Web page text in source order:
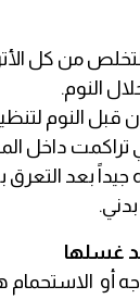
من كل
النوم.
قبل النوم
تراكمت داخل
بعد
أو الاستحمام